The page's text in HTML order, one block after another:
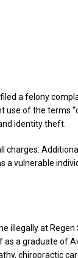
a felony
of the terms
identity theft.
charges.
a vulnerable
illegally at Regen
as a graduate of
chiropractic